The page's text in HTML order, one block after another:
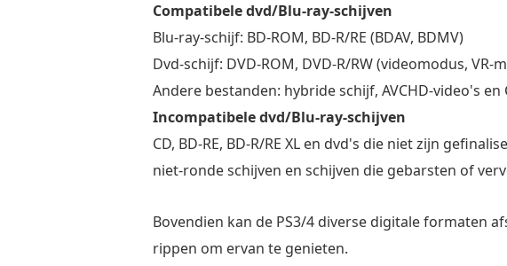
Compatibele dvd/Blu-ray-schijven
Blu-ray-schijf: BD-ROM, BD-R/RE (BDAV, BDMV)
Dvd-schijf: DVD-ROM, DVD-R/RW (videomodus, VR-
Andere bestanden: hybride schijf, AVCHD-video's en
Incompatibele dvd/Blu-ray-schijven
CD, BD-RE, BD-R/RE XL en dvd's die niet zijn
niet-ronde schijven en schijven die gebarsten of
Bovendien kan de PS3/4 diverse digitale formaten
rippen om ervan te genieten.